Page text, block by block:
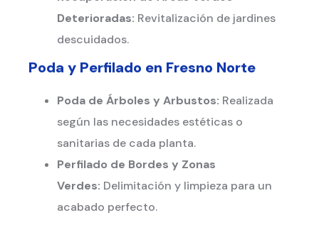
Deterioradas: Revitalización de jardines
descuidados.
Poda y Perfilado en Fresno Norte
Poda de Árboles y Arbustos: Realizada
según las necesidades estéticas o
sanitarias de cada planta.
Perfilado de Bordes y Zonas
Verdes: Delimitación y limpieza para un
acabado perfecto.